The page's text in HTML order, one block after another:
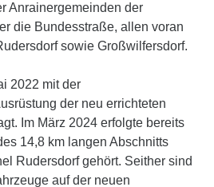
Anrainergemeinden der
die Bundesstraße, allen voran
sowie Großwilfersdorf.
2022 mit der
der neu errichteten
Im März 2024 erfolgte bereits
14,8 km langen Abschnitts
Rudersdorf gehört. Seither sind
auf der neuen